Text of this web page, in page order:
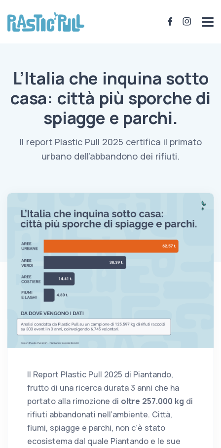
L’Italia che inquina sotto
casa: città più sporche di
spiagge e parchi.
Il report Plastic Pull 2025 certifica il primato
urbano dell’abbandono dei rifiuti.
Il Report Plastic Pull 2025 di Piantando,
frutto di una ricerca durata 3 anni che ha
portato alla rimozione di oltre 257.000 kg di
rifiuti abbandonati nell’ambiente. Città,
fiumi, spiagge e parchi, non c’è stato
ecosistema dal quale Piantando e le sue